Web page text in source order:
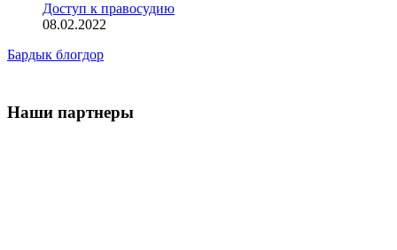
Доступ к правосудию
08.02.2022
Бардык блогдор
Наши партнеры